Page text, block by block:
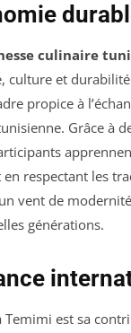
culinaire
et
propice à
Grâce à
respectant les
vent de
générations.
est sa